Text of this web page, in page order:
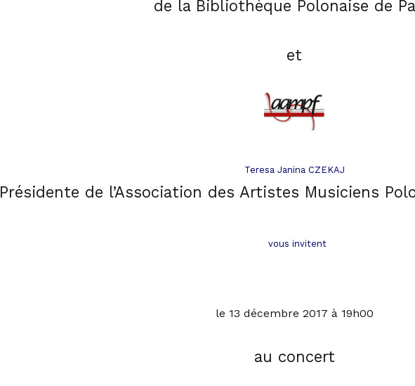
de la Bibliothèque Polonaise de
et
Teresa Janina CZEKAJ
Présidente de l’Association des Artistes Musiciens
vous invitent
le 13 décembre 2017 à 19h00
au concert